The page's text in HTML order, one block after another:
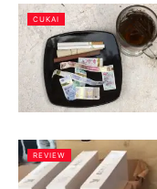
CUKAI
REVIEW